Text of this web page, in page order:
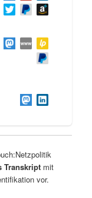
Transkriptmit
vor.